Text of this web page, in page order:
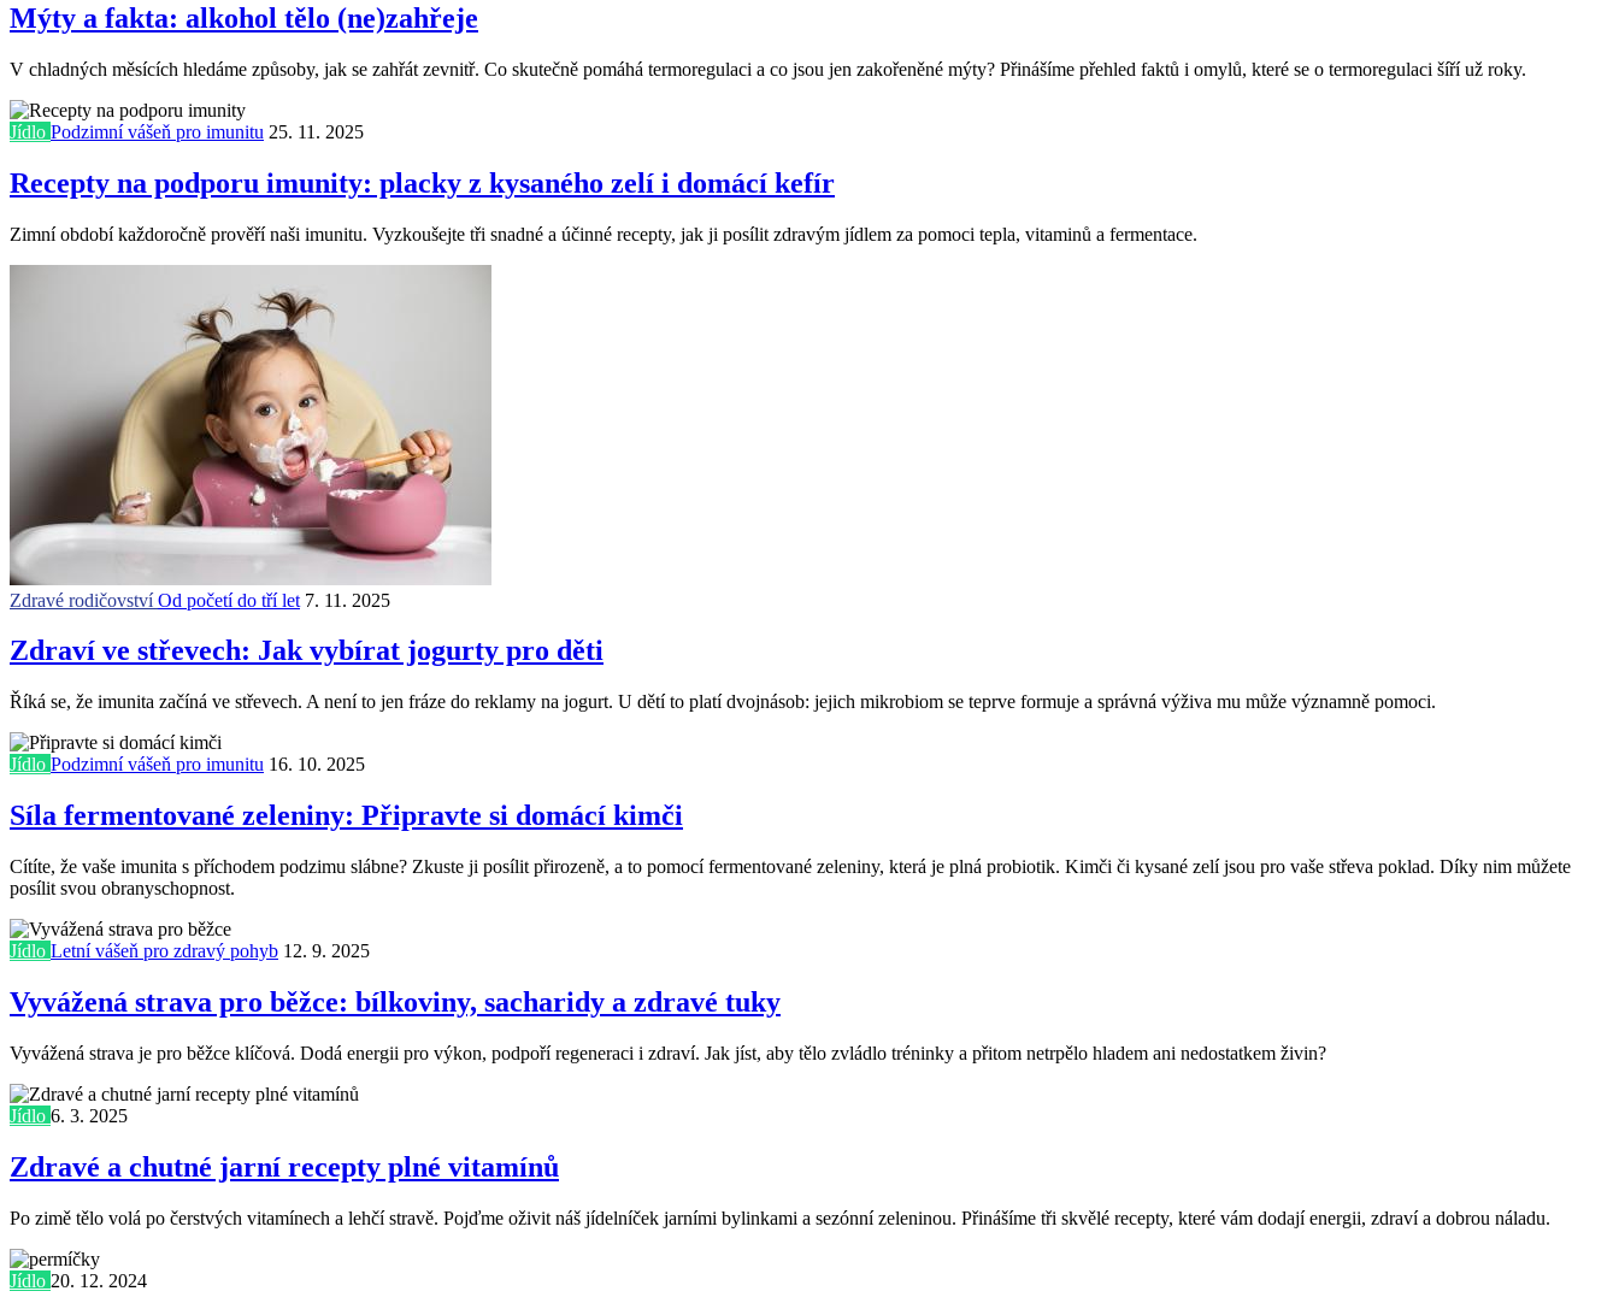
Mýty a fakta: alkohol tělo (ne)zahřeje
V chladných měsících hledáme způsoby, jak se zahřát zevnitř. Co skutečně pomáhá termoregulaci a co jsou jen zakořeněné mýty? Přinášíme přehled faktů i omylů, které se o termoregulaci šíří už roky.
Jídlo Podzimní vášeň pro imunitu 25. 11. 2025
Recepty na podporu imunity: placky z kysaného zelí i domácí kefír
Zimní období každoročně prověří naši imunitu. Vyzkoušejte tři snadné a účinné recepty, jak ji posílit zdravým jídlem za pomoci tepla, vitaminů a fermentace.
Zdravé rodičovstvíOd početí do tří let 7. 11. 2025
Zdraví ve střevech: Jak vybírat jogurty pro děti
Říká se, že imunita začíná ve střevech. A není to jen fráze do reklamy na jogurt. U dětí to platí dvojnásob: jejich mikrobiom se teprve formuje a správná výživa mu může významně pomoci.
Jídlo Podzimní vášeň pro imunitu 16. 10. 2025
Síla fermentované zeleniny: Připravte si domácí kimči
Cítíte, že vaše imunita s příchodem podzimu slábne? Zkuste ji posílit přirozeně, a to pomocí fermentované zeleniny, která je plná probiotik. Kimči či kysané zelí jsou pro vaše střeva poklad. Díky nim můžete
posílit svou obranyschopnost.
Jídlo Letní vášeň pro zdravý pohyb 12. 9. 2025
Vyvážená strava pro běžce: bílkoviny, sacharidy a zdravé tuky
Vyvážená strava je pro běžce klíčová. Dodá energii pro výkon, podpoří regeneraci i zdraví. Jak jíst, aby tělo zvládlo tréninky a přitom netrpělo hladem ani nedostatkem živin?
Jídlo 6. 3. 2025
Zdravé a chutné jarní recepty plné vitamínů
Po zimě tělo volá po čerstvých vitamínech a lehčí stravě. Pojďme oživit náš jídelníček jarními bylinkami a sezónní zeleninou. Přinášíme tři skvělé recepty, které vám dodají energii, zdraví a dobrou náladu.
Jídlo 20. 12. 2024